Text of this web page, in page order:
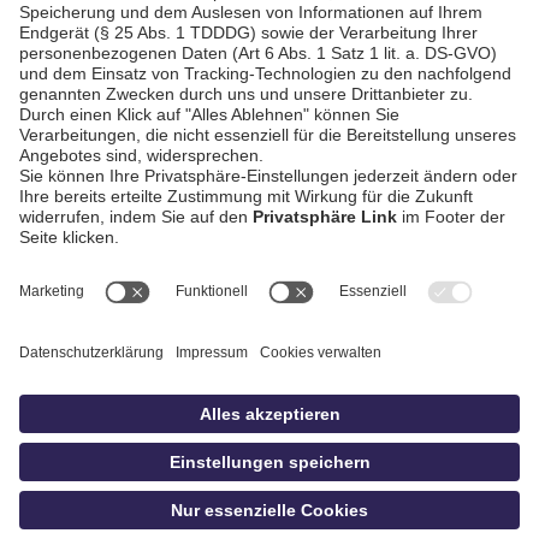
AGB / Gewinnspiele
Datenschutz
Impressum
idowa.de
Privatsphäre